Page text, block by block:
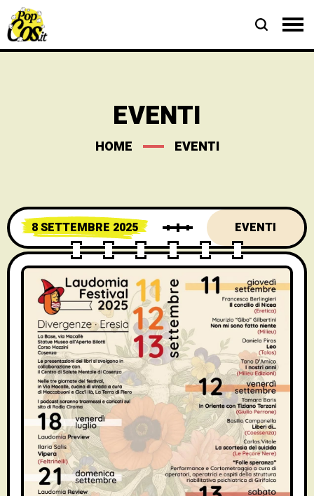
EVENTI
HOME EVENTI
8 SETTEMBRE 2025 EVENTI